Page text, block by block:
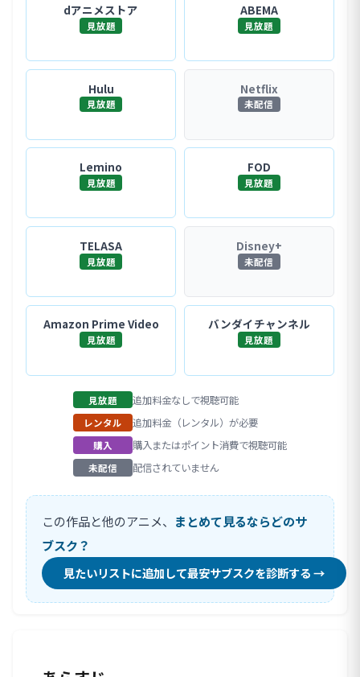
dアニメストア
見放題
ABEMA
見放題
Hulu
見放題
Netflix
未配信
Lemino
見放題
FOD
見放題
TELASA
見放題
Disney+
未配信
Amazon Prime Video
見放題
バンダイチャンネル
見放題
見放題 追加料金なしで視聴可能
レンタル 追加料金（レンタル）が必要
購入 購入またはポイント消費で視聴可能
未配信 配信されていません
この作品と他のアニメ、 まとめて見るならどのサ
ブスク？
見たいリストに追加して最安サブスクを診断する →